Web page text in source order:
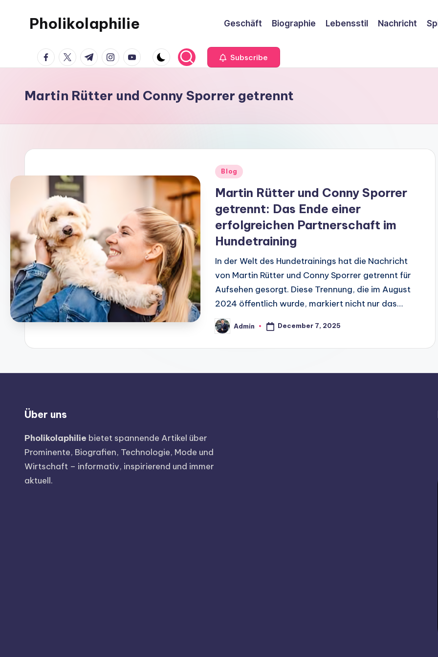
Pholikolaphilie Geschäft Biographie Lebensstil Nachricht
Subscribe
Martin Rütter und Conny Sporrer getrennt
Blog
Martin Rütter und Conny Sporrer
getrennt: Das Ende einer
erfolgreichen Partnerschaft im
Hundetraining
In der Welt des Hundetrainings hat die Nachricht
von Martin Rütter und Conny Sporrer getrennt für
Aufsehen gesorgt. Diese Trennung, die im August
2024 öffentlich wurde, markiert nicht nur das…
Admin December 7, 2025
Über uns
Pholikolaphilie bietet spannende Artikel über
Prominente, Biografien, Technologie, Mode und
Wirtschaft – informativ, inspirierend und immer
aktuell.